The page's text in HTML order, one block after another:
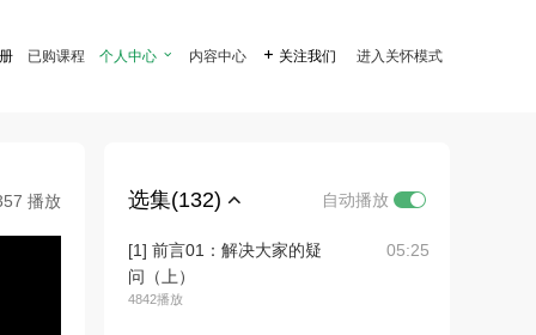
已购课程 个人中心  内容中心  关注我们 进入关怀模式
播放 选集(132) 自动播放
[1] 前言01：解决大家的疑
问（上）
4842播放
05:25